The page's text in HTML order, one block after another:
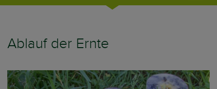
Ablauf der Ernte